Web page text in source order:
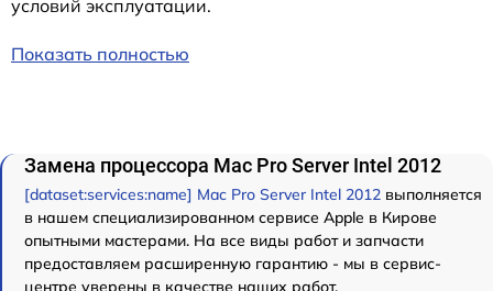
условий эксплуатации.
Показать полностью
Замена процессора Mac Pro Server Intel 2012
[dataset:services:name] Mac Pro Server Intel 2012 выполняется
в нашем специализированном сервисе Apple в Кирове
опытными мастерами. На все виды работ и запчасти
предоставляем расширенную гарантию - мы в сервис-
центре уверены в качестве наших работ.